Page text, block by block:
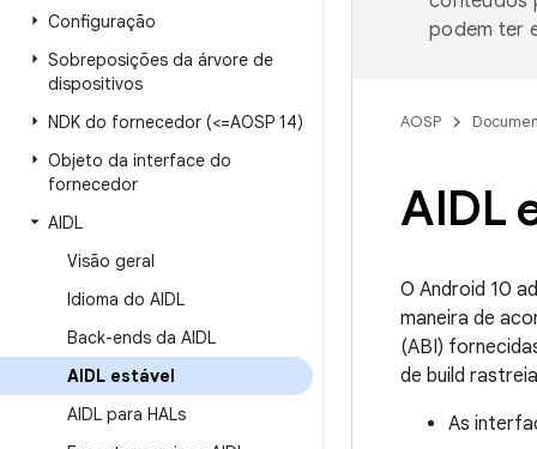
Configuração
Sobreposições da árvore de
dispositivos
NDK do fornecedor (<=AOSP 14)
Objeto da interface do
fornecedor
AIDL
Visão geral
Idioma do AIDL
Back-ends da AIDL
AIDL estável
AIDL para HALs
podem ter
AOSP
AIDL
O Android 10
maneira de
(ABI)
de build
As